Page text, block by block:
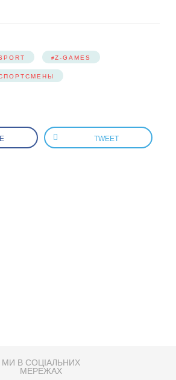
Z-GAMES
TWEET
МИ В СОЦІАЛЬНИХ
МЕРЕЖАХ